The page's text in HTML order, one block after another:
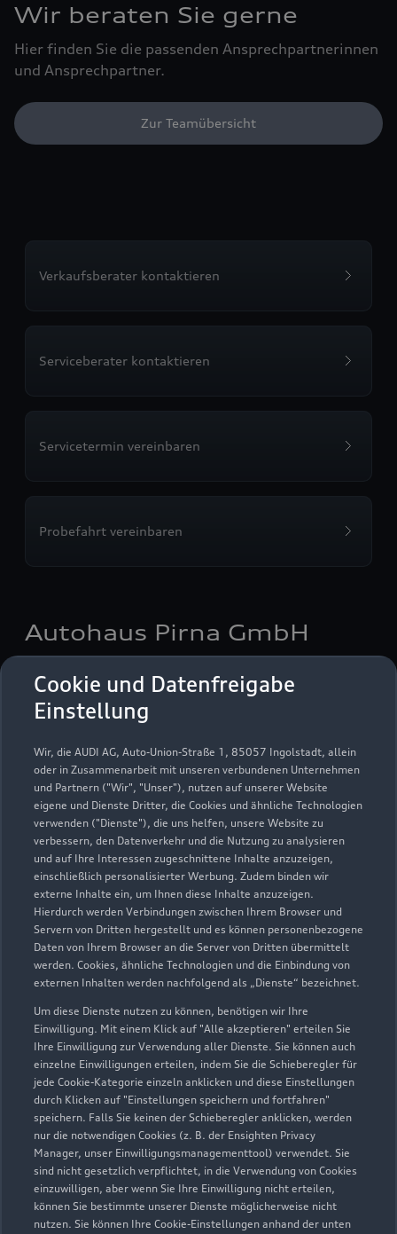
Cookie und Datenfreigabe
Einstellung
Wir, die AUDI AG, Auto-Union-Straße 1, 85057 Ingolstadt, allein
oder in Zusammenarbeit mit unseren verbundenen Unternehmen
und Partnern ("Wir", "Unser"), nutzen auf unserer Website
eigene und Dienste Dritter, die Cookies und ähnliche Technologien
verwenden ("Dienste"), die uns helfen, unsere Website zu
verbessern, den Datenverkehr und die Nutzung zu analysieren
und auf Ihre Interessen zugeschnittene Inhalte anzuzeigen,
einschließlich personalisierter Werbung. Zudem binden wir
externe Inhalte ein, um Ihnen diese Inhalte anzuzeigen.
Hierdurch werden Verbindungen zwischen Ihrem Browser und
Servern von Dritten hergestellt und es können personenbezogene
Daten von Ihrem Browser an die Server von Dritten übermittelt
werden. Cookies, ähnliche Technologien und die Einbindung von
externen Inhalten werden nachfolgend als „Dienste“ bezeichnet.
Um diese Dienste nutzen zu können, benötigen wir Ihre
Einwilligung. Mit einem Klick auf "Alle akzeptieren" erteilen Sie
Ihre Einwilligung zur Verwendung aller Dienste. Sie können auch
einzelne Einwilligungen erteilen, indem Sie die Schieberegler für
jede Cookie-Kategorie einzeln anklicken und diese Einstellungen
durch Klicken auf "Einstellungen speichern und fortfahren"
speichern. Falls Sie keinen der Schieberegler anklicken, werden
nur die notwendigen Cookies (z. B. der Ensighten Privacy
Manager, unser Einwilligungsmanagementtool) verwendet. Sie
sind nicht gesetzlich verpflichtet, in die Verwendung von Cookies
einzuwilligen, aber wenn Sie Ihre Einwilligung nicht erteilen,
können Sie bestimmte unserer Dienste möglicherweise nicht
nutzen. Sie können Ihre Cookie-Einstellungen anhand der unten
Wir beraten Sie gerne
Hier finden Sie die passenden Ansprechpartnerinnen
und Ansprechpartner.
Zur Teamübersicht
Verkaufsberater kontaktieren
Serviceberater kontaktieren
Servicetermin vereinbaren
Probefahrt vereinbaren
Autohaus Pirna GmbH
Königsteiner Straße 5
01796 Pirna
03501 46800
Autohaus.Pirna@ah-pirna.de
Kontaktdaten herunterladen
Öffnungszeiten